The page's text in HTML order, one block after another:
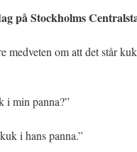
på Stockholms
medveten om att det står
i min panna?”
i hans panna.”